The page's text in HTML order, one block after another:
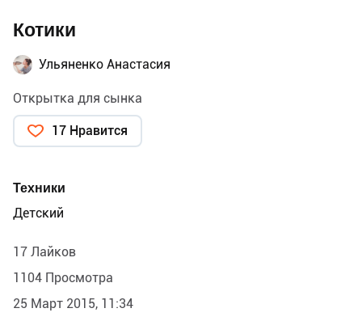
Котики
Ульяненко Анастасия
Открытка для сынка
17 Нравится
Техники
Детский
17 Лайков
1104 Просмотра
25 Март 2015, 11:34